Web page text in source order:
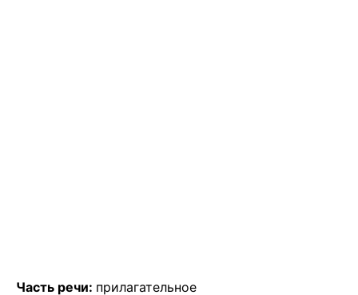
Часть речи: прилагательное